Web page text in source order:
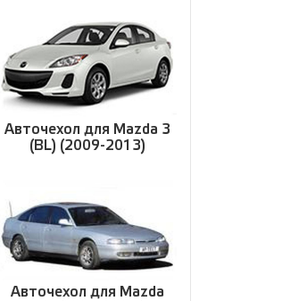
Авточехол для Mazda 3
(BL) (2009-2013)
Авточехол для Mazda